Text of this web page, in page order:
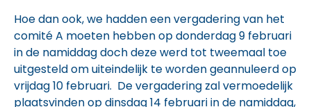
Hoe dan ook, we hadden een vergadering van het
comité A moeten hebben op donderdag 9 februari
in de namiddag doch deze werd tot tweemaal toe
uitgesteld om uiteindelijk te worden geannuleerd op
vrijdag 10 februari. De vergadering zal vermoedelijk
plaatsvinden op dinsdag 14 februari in de namiddag,